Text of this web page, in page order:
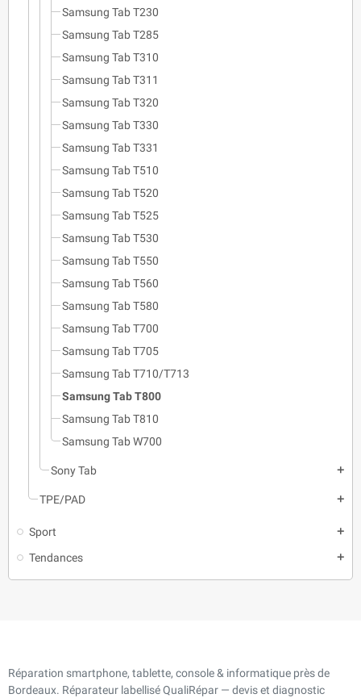
Samsung Tab T230
Samsung Tab T285
Samsung Tab T310
Samsung Tab T311
Samsung Tab T320
Samsung Tab T330
Samsung Tab T331
Samsung Tab T510
Samsung Tab T520
Samsung Tab T525
Samsung Tab T530
Samsung Tab T550
Samsung Tab T560
Samsung Tab T580
Samsung Tab T700
Samsung Tab T705
Samsung Tab T710/T713
Samsung Tab T800
Samsung Tab T810
Samsung Tab W700
Sony Tab add
TPE/PAD add
Sport add
Tendances add
Réparation smartphone, tablette, console & informatique près de
Bordeaux. Réparateur labellisé QualiRépar — devis et diagnostic